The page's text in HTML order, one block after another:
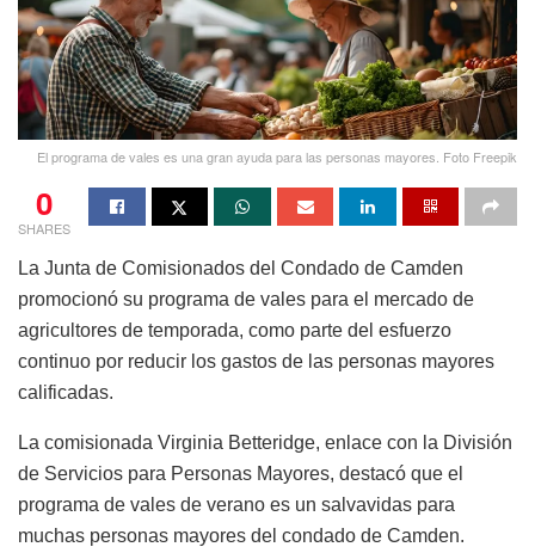
El programa de vales es una gran ayuda para las personas mayores. Foto Freepik
0
SHARES
La Junta de Comisionados del Condado de Camden
promocionó su programa de vales para el mercado de
agricultores de temporada, como parte del esfuerzo
continuo por reducir los gastos de las personas mayores
calificadas.
La comisionada Virginia Betteridge, enlace con la División
de Servicios para Personas Mayores, destacó que el
programa de vales de verano es un salvavidas para
muchas personas mayores del condado de Camden.